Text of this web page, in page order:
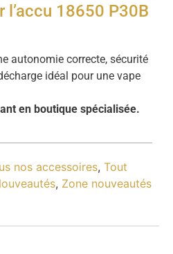
l’accu 18650 P30B
autonomie correcte, sécurité
idéal pour une vape
en boutique spécialisée.
nos accessoires, Tout
, Zone nouveautés